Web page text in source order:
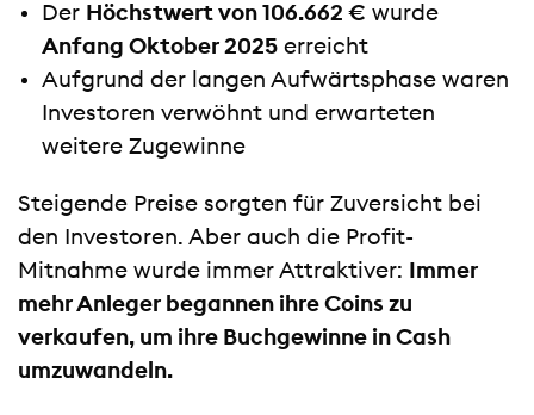
Der Höchstwert von 106.662 € wurde
Anfang Oktober 2025 erreicht
Aufgrund der langen Aufwärtsphase waren
Investoren verwöhnt und erwarteten
weitere Zugewinne
Steigende Preise sorgten für Zuversicht bei
den Investoren. Aber auch die Profit-
Mitnahme wurde immer Attraktiver:
Immer
mehr Anleger begannen ihre Coins zu
verkaufen, um ihre Buchgewinne in Cash
umzuwandeln.